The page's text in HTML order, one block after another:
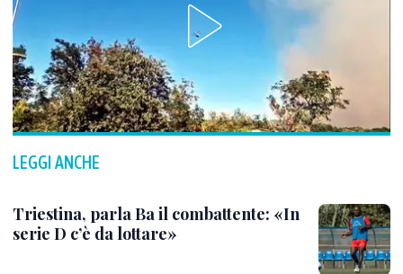
LEGGI ANCHE
Triestina, parla Ba il combattente: «In
serie D c’è da lottare»